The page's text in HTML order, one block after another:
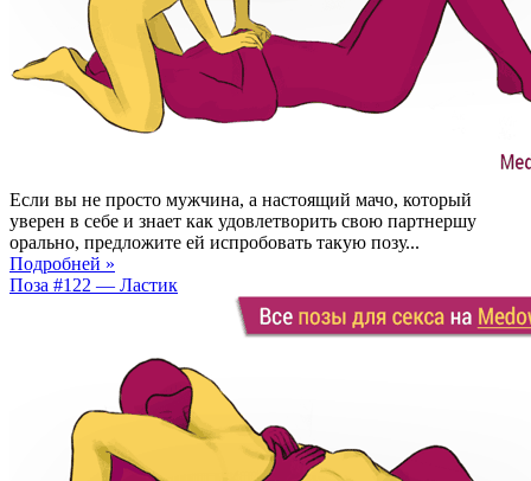
Если вы не просто мужчина, а настоящий мачо, который
уверен в себе и знает как удовлетворить свою партнершу
орально, предложите ей испробовать такую позу...
Подробней »
Поза #122 — Ластик